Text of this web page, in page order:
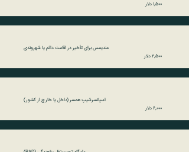
۱٬۵۰۰ دلار
مندیمس برای تأخیر در اقامت دائم یا شهروندی
۲٬۵۰۰ دلار
اسپانسرشیپ همسر (داخل یا خارج از کشور)
۶٬۰۰۰ دلار